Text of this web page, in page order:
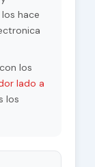
hace
los
lado a
los